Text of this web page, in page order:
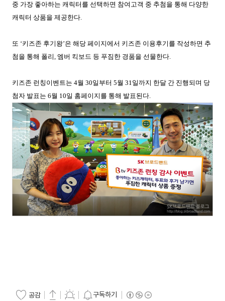
중 가장 좋아하는 캐릭터를 선택하면 참여고객 중 추첨을 통해 다양한
캐릭터 상품을 제공한다.
또 ‘키즈존 후기왕’은 해당 페이지에서 키즈존 이용후기를 작성하면 추
첨을 통해 폴리, 엠버 킥보드 등 푸짐한 경품을 선물한다.
키즈존 런칭이벤트는 4월 30일부터 5월 31일까지 한달 간 진행되며 당
첨자 발표는 6월 10일 홈페이지를 통해 발표된다.
공감 구독하기